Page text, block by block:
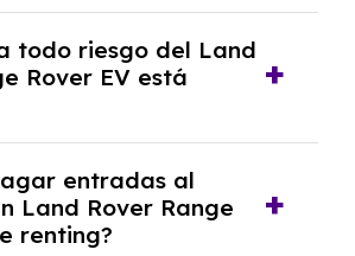
por uno nuevo o, en algunos
a un precio previamente
todo riesgo del Land
Rover EV está
EV con el seguro a todo
incluido dentro de las
entradas al
Land Rover Range
renting?